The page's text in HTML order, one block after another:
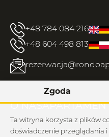
+48 784 084 216
+48 604 498 813
O NAS
Zgoda
Ta witryna korzysta z plików
doświadczenie przeglądania